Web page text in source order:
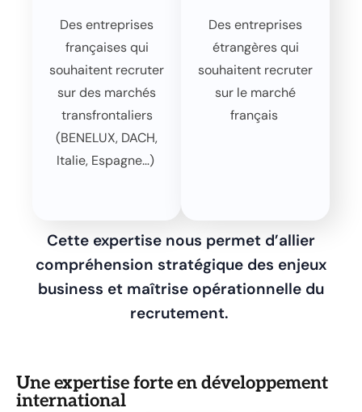
Des entreprises
françaises qui
souhaitent recruter
sur des marchés
transfrontaliers
(BENELUX, DACH,
Italie, Espagne…)
Des entreprises
étrangères qui
souhaitent recruter
sur le marché
français
Cette expertise nous permet d’allier
compréhension stratégique des enjeux
business et maîtrise opérationnelle du
recrutement.
Une expertise forte en développement
international